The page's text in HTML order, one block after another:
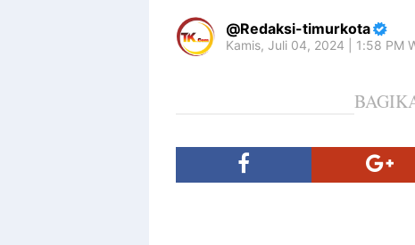
Redaksi-timurkota
Kamis, Juli 04, 2024 | 1:58 PM